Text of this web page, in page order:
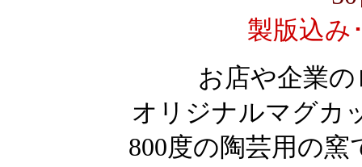
製版込み
お店や企業
オリジナルマグカ
800度の陶芸用の